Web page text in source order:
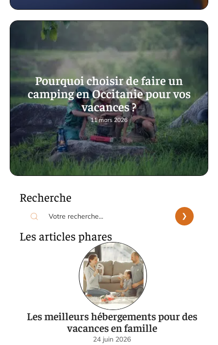
Pourquoi choisir de faire un
camping en Occitanie pour vos
vacances ?
11 mars 2026
Recherche
Les articles phares
Les meilleurs hébergements pour des
vacances en famille
24 juin 2026